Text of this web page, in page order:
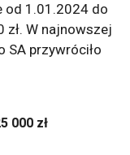
od 1.01.2024 do
zł. W najnowszej
SA przywróciło
000 zł